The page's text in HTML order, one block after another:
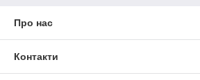
Про нас
Контакти